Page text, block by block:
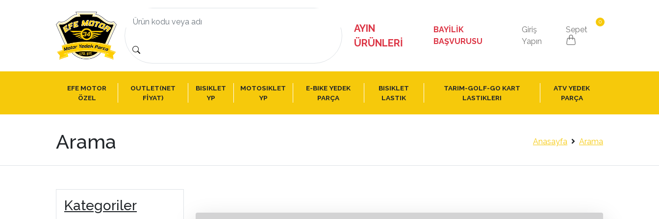
AYIN
ÜRÜNLERI
BAYİLİK
BAŞVURUSU
Giriş
Yapın
Sepet
0
EFE MOTOR
ÖZEL
OUTLET(NET
FİYAT)
BISIKLET
YP
MOTOSIKLET
YP
E-BIKE YEDEK
PARÇA
BISIKLET
LASTIK
TARIM-GOLF-GO KART
LASTIKLERI
ATV YEDEK
PARÇA
Arama Anasayfa Arama
Kategoriler